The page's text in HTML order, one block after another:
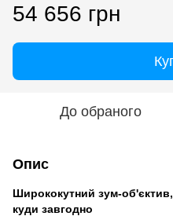
54 656 грн
До обраного
Опис
Ширококутний зум-
куди завгодно